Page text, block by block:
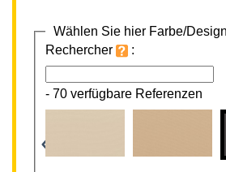
Wählen Sie hier Farbe/
Rechercher
:
- 70 verfügbare Referenzen
‹